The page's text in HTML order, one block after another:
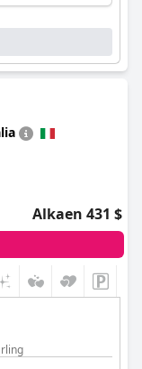
Alkaen 431 $